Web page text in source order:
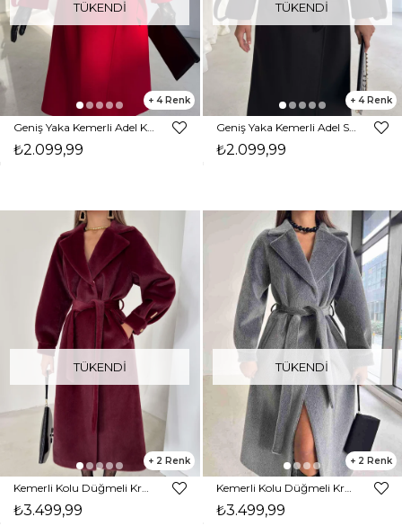
TÜKENDI
4
₺2.099,99
TÜKENDI
4
Geniş Yaka Kemerli Adel Siyah Kadın Kaban 26K002
₺2.099,99
TÜKENDI
2
₺3.499,99
TÜKENDI
2
Kemerli Kolu Düğmeli Kruvaze Yaka Tayline Gri Kadın Kaban 26K104
₺3.499,99